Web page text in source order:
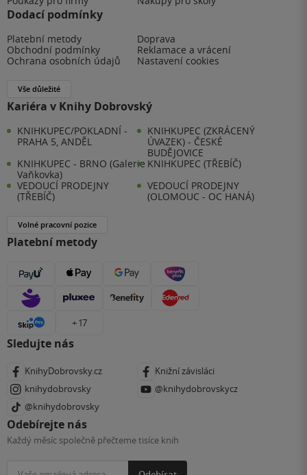
Dodací podmínky
Platební metody
Doprava
Obchodní podmínky
Reklamace a vrácení
Ochrana osobních údajů
Nastavení cookies
Vše důležité
Kariéra v Knihy Dobrovský
KNIHKUPEC/POKLADNÍ -
PRAHA 5, ANDĚL
KNIHKUPEC (ZKRÁCENÝ
ÚVAZEK) - ČESKÉ
BUDĚJOVICE
KNIHKUPEC - BRNO (Galerie
Vaňkovka)
KNIHKUPEC (TŘEBÍČ)
VEDOUCÍ PRODEJNY
(TŘEBÍČ)
VEDOUCÍ PRODEJNY
(OLOMOUC - OC HANÁ)
Volné pracovní pozice
Platební metody
+ 17
Sledujte nás
KnihyDobrovsky.cz
Knižní závisláci
knihydobrovsky
@knihydobrovskycz
@knihydobrovsky
Odebírejte nás
Každý měsíc společně přečteme tisíce knih